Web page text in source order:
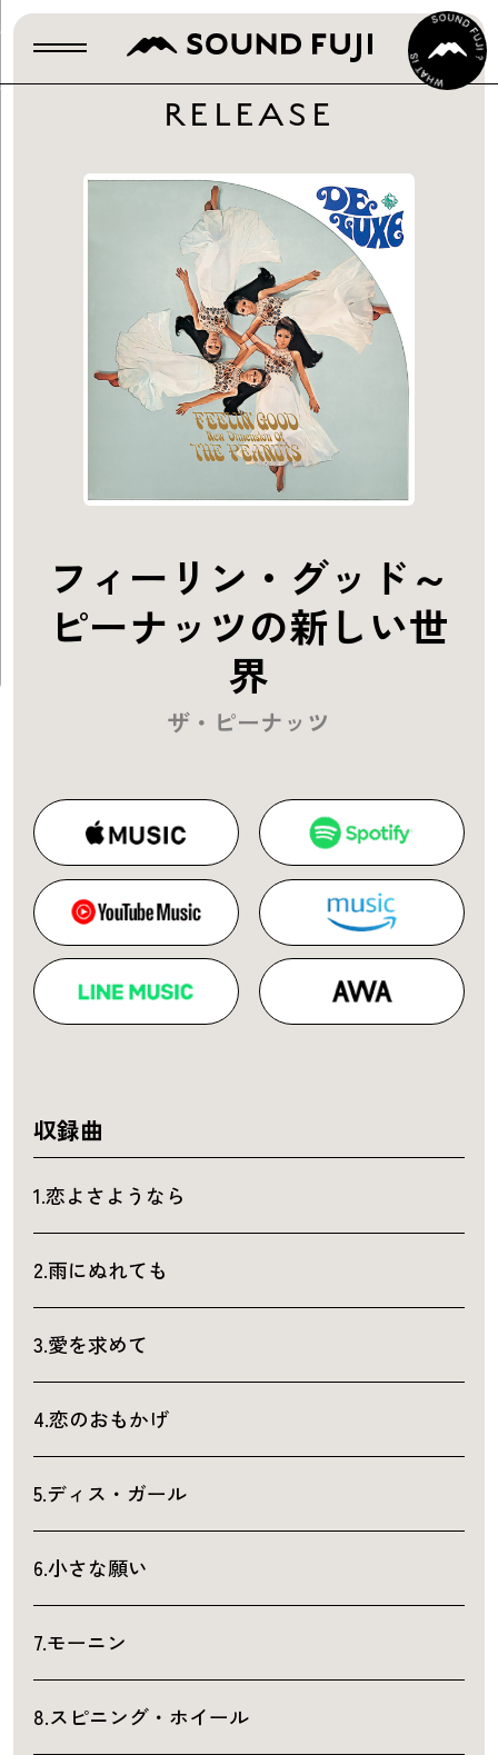
RELEASE
フィーリン・グッド～
ピーナッツの新しい世
界
ザ・ピーナッツ
収録曲
1.恋よさようなら
2.雨にぬれても
3.愛を求めて
4.恋のおもかげ
5.ディス・ガール
6.小さな願い
7.モーニン
8.スピニング・ホイール